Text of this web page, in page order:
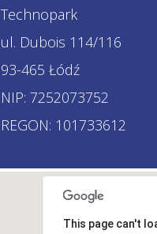
Technopark
ul. Dubois 114/116
93-465 Łódź
NIP: 7252073752
REGON: 101733612
This page can't